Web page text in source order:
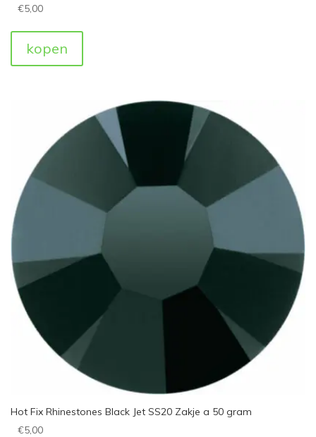
€5,00
kopen
Hot Fix Rhinestones Black Jet SS20 Zakje a 50 gram
€5,00